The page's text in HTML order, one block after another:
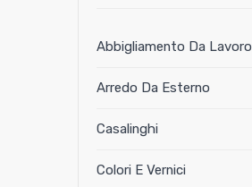
Abbigliamento Da Lavoro
Arredo Da Esterno
Casalinghi
Colori E Vernici